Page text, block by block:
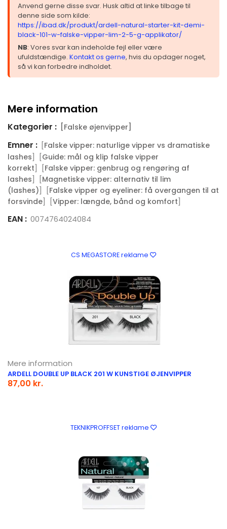
Anvend gerne disse svar. Husk altid at linke tilbage til
denne side som kilde:
https://ibad.dk/produkt/ardell-natural-starter-kit-demi-
black-101-w-falske-vipper-lim-2-5-g-applikator/
NB: Vores svar kan indeholde fejl eller være
ufuldstændige. Kontakt os gerne, hvis du opdager noget,
så vi kan forbedre indholdet.
Mere information
Kategorier : [Falske øjenvipper]
Emner : [Falske vipper: naturlige vipper vs dramatiske
lashes] [Guide: mål og klip falske vipper
korrekt] [Falske vipper: genbrug og rengøring af
lashes] [Magnetiske vipper: alternativ til lim
(lashes)] [Falske vipper og eyeliner: få overgangen til at
forsvinde] [Vipper: længde, bånd og komfort]
EAN : 0074764024084
CS MEGASTORE reklame
Mere information
ARDELL DOUBLE UP BLACK 201 W KUNSTIGE ØJENVIPPER
87,00 kr.
TEKNIKPROFFSET reklame